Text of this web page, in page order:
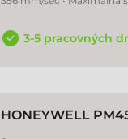
3-5 pracovných
HONEYWELL